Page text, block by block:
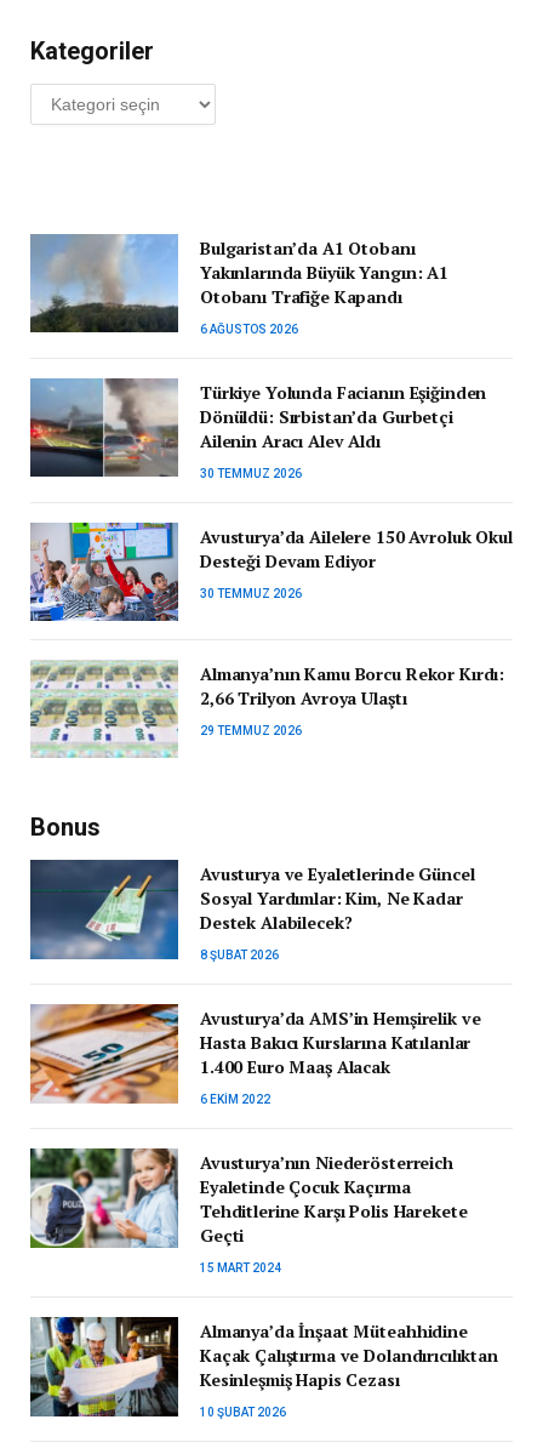
Kategoriler
Kategoriler
Bulgaristan’da A1 Otobanı
Yakınlarında Büyük Yangın: A1
Otobanı Trafiğe Kapandı
6 AĞUSTOS 2026
Türkiye Yolunda Facianın Eşiğinden
Dönüldü: Sırbistan’da Gurbetçi
Ailenin Aracı Alev Aldı
30 TEMMUZ 2026
Avusturya’da Ailelere 150 Avroluk Okul
Desteği Devam Ediyor
30 TEMMUZ 2026
Almanya’nın Kamu Borcu Rekor Kırdı:
2,66 Trilyon Avroya Ulaştı
29 TEMMUZ 2026
Bonus
Avusturya ve Eyaletlerinde Güncel
Sosyal Yardımlar: Kim, Ne Kadar
Destek Alabilecek?
8 ŞUBAT 2026
Avusturya’da AMS’in Hemşirelik ve
Hasta Bakıcı Kurslarına Katılanlar
1.400 Euro Maaş Alacak
6 EKIM 2022
Avusturya’nın Niederösterreich
Eyaletinde Çocuk Kaçırma
Tehditlerine Karşı Polis Harekete
Geçti
15 MART 2024
Almanya’da İnşaat Müteahhidine
Kaçak Çalıştırma ve Dolandırıcılıktan
Kesinleşmiş Hapis Cezası
10 ŞUBAT 2026